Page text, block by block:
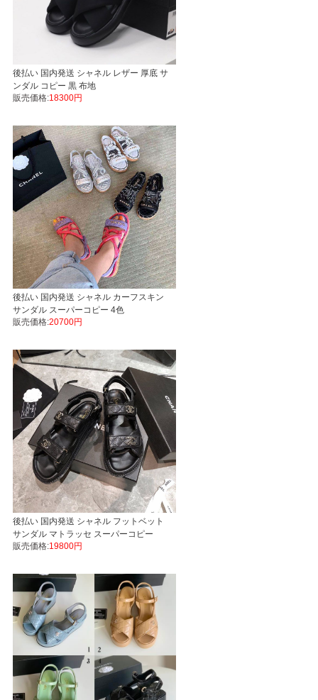
後払い 国内発送 シャネル レザー 厚底 サ
ンダル コピー 黒 布地
販売価格:18300円
後払い 国内発送 シャネル カーフスキン
サンダル スーパーコピー 4色
販売価格:20700円
後払い 国内発送 シャネル フットベット
サンダル マトラッセ スーパーコピー
販売価格:19800円